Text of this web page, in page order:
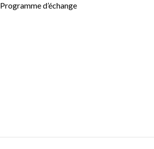
Programme d’échange